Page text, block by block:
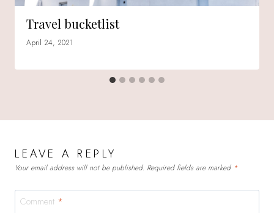
Travel bucketlist
April 24, 2021
LEAVE A REPLY
Your email address will not be published. Required fields are marked *
Comment *